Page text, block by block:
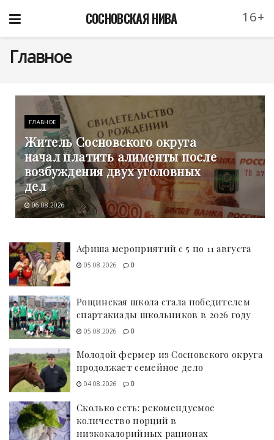
СОСНОВСКАЯ НИВА 16+
Главное
ГЛАВНОЕ
Житель Сосновского округа
начал платить алименты после
возбуждения двух уголовных
дел
06.08.2026
Афиша мероприятий с 5 по 11 августа
05.08.2026 0
Рощинская школа стала победителем
спартакиады школьников в 2026 году
05.08.2026 0
Молодой фермер из Сосновского округа
продолжает семейное дело
04.08.2026 0
Сколько есть: рекомендуемое
количество порций в
низкокалорийных рационах